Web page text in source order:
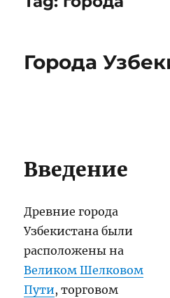
Города
Введение
Древние города
Узбекистана были
расположены на
Великом Шелковом
Пути, торговом